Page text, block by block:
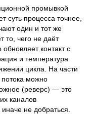
промывкой
суть процесса точнее,
один и тот же
то, чего не даёт
контакт с
и температура
цикла. На части
можно
(реверс) — это
каналов
не добраться.